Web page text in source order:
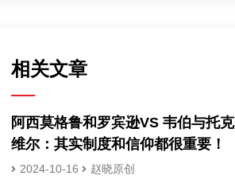
相关文章
阿西莫格鲁和罗宾逊VS 韦伯与托克
维尔：其实制度和信仰都很重要！
2024-10-16 赵晓原创